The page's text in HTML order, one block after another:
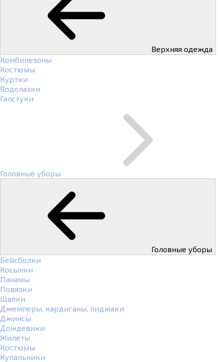
Верхняя одежда
Комбинезоны
Костюмы
Куртки
Водолазки
Галстуки
Головные уборы
Головные уборы
Бейсболки
Косынки
Панамы
Повязки
Шапки
Джемперы, кардиганы, пиджаки
Джинсы
Дождевики
Жилеты
Костюмы
Купальники